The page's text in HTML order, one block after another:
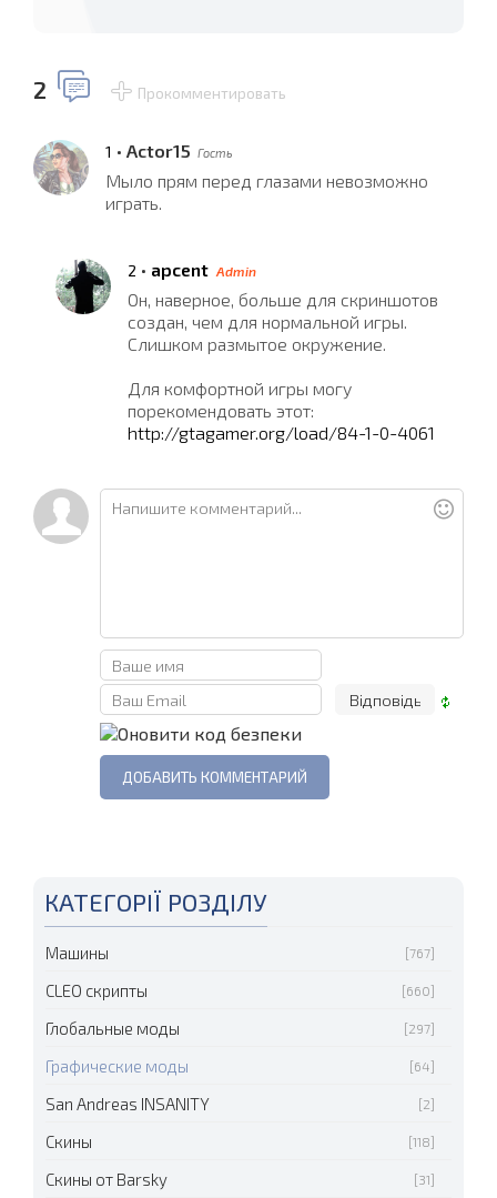
2 Прокомментировать
1 • Actor15 Гость
Мыло прям перед глазами невозможно
играть.
2 • apcent Admin
Он, наверное, больше для скриншотов
создан, чем для нормальной игры.
Слишком размытое окружение.
Для комфортной игры могу
порекомендовать этот:
http://gtagamer.org/load/84-1-0-4061
КАТЕГОРІЇ РОЗДІЛУ
Машины [767]
CLEO скрипты [660]
Глобальные моды [297]
Графические моды [64]
San Andreas INSANITY [2]
Скины [118]
Скины от Barsky [31]